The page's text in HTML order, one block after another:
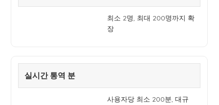
최소 2명, 최대 200명까지 확
장
실시간 통역 분
사용자당 최소 200분, 대규